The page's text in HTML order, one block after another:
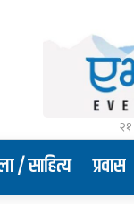
/ साहित्य प्रवास